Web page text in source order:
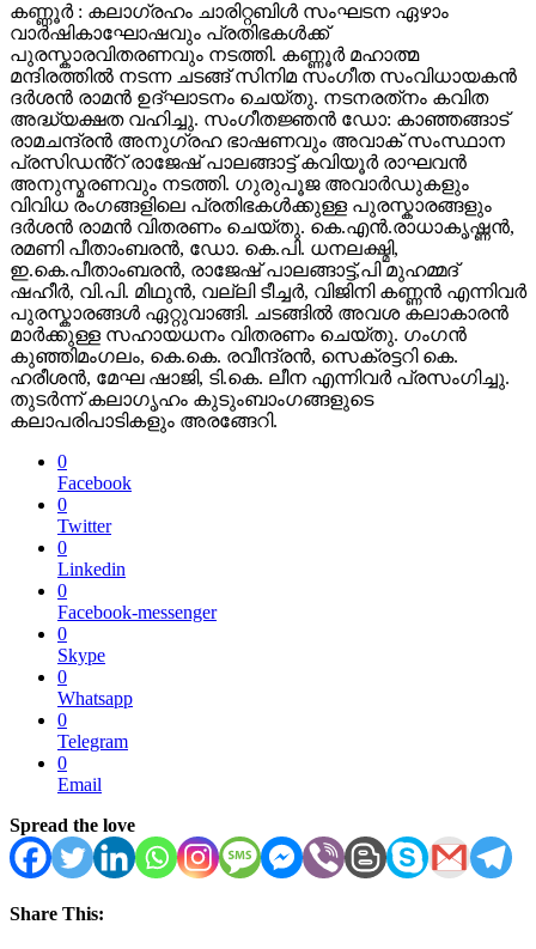
കണ്ണൂര്‍ : കലാഗ്രഹം ചാരിറ്റബിള്‍ സംഘടന ഏഴാം
വാര്‍ഷികാഘോഷവും പ്രതിഭകള്‍ക്ക്
പുരസ്കാരവിതരണവും നടത്തി. കണ്ണൂര്‍ മഹാത്മ
മന്ദിരത്തിൽ നടന്ന ചടങ്ങ് സിനിമ സംഗീത സംവിധായകൻ
ദർശൻ രാമൻ ഉദ്ഘാടനം ചെയ്തു. നടനരത്‌നം കവിത
അദ്ധ്യക്ഷത വഹിച്ചു. സംഗീതജ്ഞൻ ഡോ: കാഞ്ഞങ്ങാട്
രാമചന്ദ്രന്‍ അനുഗ്രഹ ഭാഷണവും അവാക് സംസ്ഥാന
പ്രസിഡൻ്റ് രാജേഷ് പാലങ്ങാട്ട് കവിയൂര്‍ രാഘവന്‍
അനുസ്മരണവും നടത്തി. ഗുരുപൂജ അവാർഡുകളും
വിവിധ രംഗങ്ങളിലെ പ്രതിഭകൾക്കുള്ള പുരസ്കാരങ്ങളും
ദർശൻ രാമൻ വിതരണം ചെയ്തു. കെ.എൻ.രാധാകൃഷ്ണൻ,
രമണി പീതാംബരൻ, ഡോ. കെ.പി. ധനലക്ഷ്മി,
ഇ.കെ.പീതാംബരൻ, രാജേഷ് പാലങ്ങാട്ട്,പി മുഹമ്മദ്
ഷഹീർ, വി.പി. മിഥുൻ, വല്ലി ടീച്ചർ, വിജിനി കണ്ണൻ എന്നിവർ
പുരസ്കാരങ്ങൾ ഏറ്റുവാങ്ങി. ചടങ്ങില്‍ അവശ കലാകാരന്‍
മാര്‍ക്കുള്ള സഹായധനം വിതരണം ചെയ്തു. ഗംഗൻ
കുഞ്ഞിമംഗലം, കെ.കെ. രവീന്ദ്രൻ, സെക്രട്ടറി കെ.
ഹരീശൻ, മേഘ ഷാജി, ടി.കെ. ലീന എന്നിവർ പ്രസംഗിച്ചു.
തുടർന്ന് കലാഗൃഹം കുടുംബാംഗങ്ങളുടെ
കലാപരിപാടികളും അരങ്ങേറി.
0
Facebook
0
Twitter
0
Linkedin
0
Facebook-messenger
0
Skype
0
Whatsapp
0
Telegram
0
Email
Spread the love
Share This: